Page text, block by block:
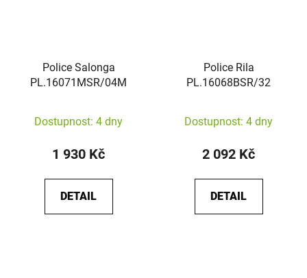
Police Salonga
PL.16071MSR/04M
Dostupnost: 4 dny
1 930 Kč
DETAIL
Police Rila
PL.16068BSR/32
Dostupnost: 4 dny
2 092 Kč
DETAIL